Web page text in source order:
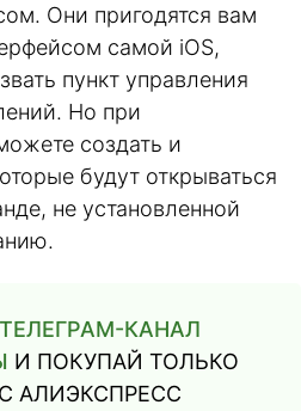
Они пригодятся вам
самой iOS,
пункт управления
Но при
создать и
будут открываться
не установленной
КАНАЛ
И ПОКУПАЙ ТОЛЬКО
АЛИЭКСПРЕСС